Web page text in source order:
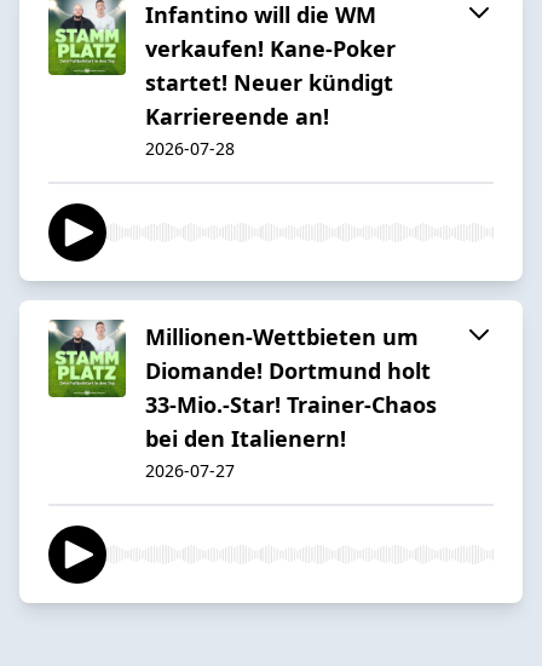
Infantino will die WM
verkaufen! Kane-Poker
startet! Neuer kündigt
Karriereende an!
2026-07-28
Millionen-Wettbieten um
Diomande! Dortmund holt
33-Mio.-Star! Trainer-Chaos
bei den Italienern!
2026-07-27